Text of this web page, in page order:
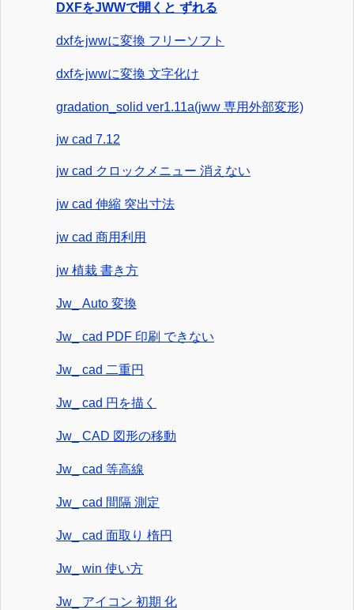
DXFをJWWで開くと ずれる
dxfをjwwに変換 フリーソフト
dxfをjwwに変換 文字化け
gradation_solid ver1.11a(jww 専用外部変形)
jw cad 7.12
jw cad クロックメニュー 消えない
jw cad 伸縮 突出寸法
jw cad 商用利用
jw 植栽 書き方
Jw_ Auto 変換
Jw_ cad PDF 印刷 できない
Jw_ cad 二重円
Jw_ cad 円を描く
Jw_ CAD 図形の移動
Jw_ cad 等高線
Jw_ cad 間隔 測定
Jw_ cad 面取り 楕円
Jw_ win 使い方
Jw_ アイコン 初期 化